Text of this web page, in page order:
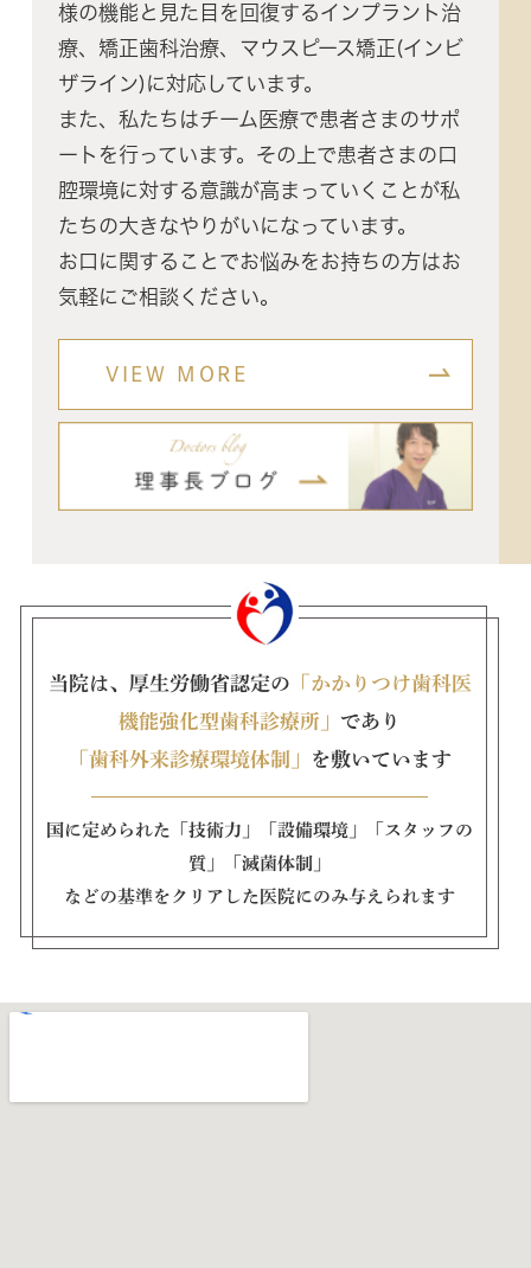
様の機能と見た目を回復するインプラント治
療、矯正歯科治療、マウスピース矯正(インビ
ザライン)に対応しています。
また、私たちはチーム医療で患者さまのサポ
ートを行っています。その上で患者さまの口
腔環境に対する意識が高まっていくことが私
たちの大きなやりがいになっています。
お口に関することでお悩みをお持ちの方はお
気軽にご相談ください。
VIEW MORE
当院は、厚生労働省認定の 「かかりつけ歯科医
機能強化型歯科診療所」 であり
「歯科外来診療環境体制」
を敷いています
国に定められた「技術力」「設備環境」「スタッフの
質」「滅菌体制」
などの基準をクリアした医院にのみ与えられます